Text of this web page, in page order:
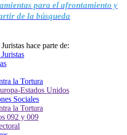
para el afrontamiento y
de la búsqueda
hace parte de: